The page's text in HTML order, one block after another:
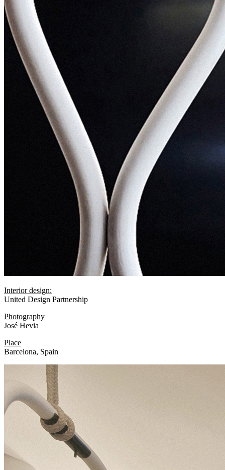
Interior design:
United Design Partnership
Photography
José Hevia
Place
Barcelona, Spain